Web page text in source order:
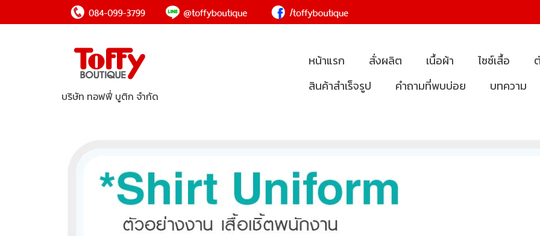
บริษัท ทอฟฟี่ บูติก จำกัด
หน้าแรก สั่งผลิต เนื้อผ้า ไซซ์เสื้อ
สินค้าสำเร็จรูป
คำถามที่พบบ่อย บทความ